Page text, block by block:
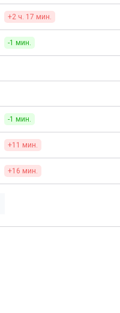
+2 ч. 17 мин.
-1 мин.
-1 мин.
+11 мин.
+16 мин.